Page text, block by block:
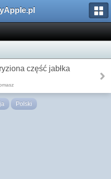
część jabłka
Polski